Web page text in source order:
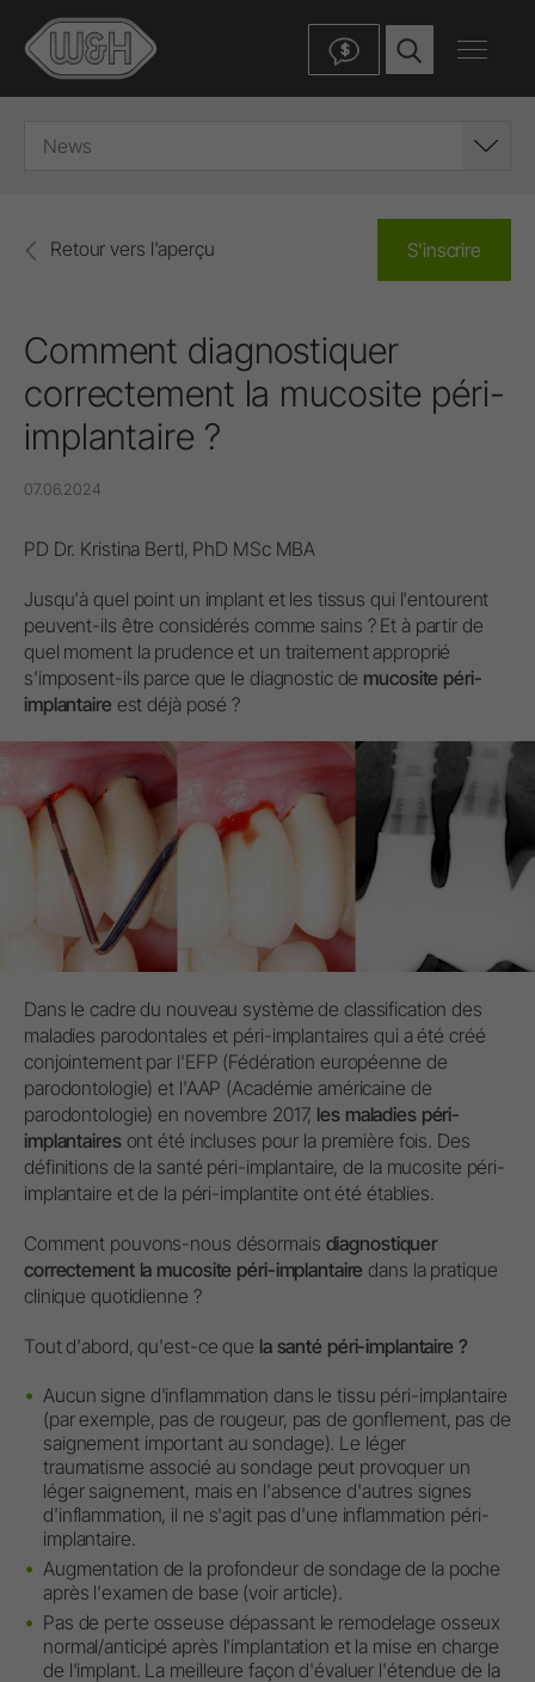
$
News
Retour vers l'aperçu S'inscrire
Comment diagnostiquer
correctement la mucosite péri-
implantaire ?
07.06.2024
PD Dr. Kristina Bertl, PhD MSc MBA
Jusqu'à quel point un implant et les tissus qui l'entourent
peuvent-ils être considérés comme sains ? Et à partir de
quel moment la prudence et un traitement approprié
s'imposent-ils parce que le diagnostic de mucosite péri-
implantaire est déjà posé ?
Dans le cadre du nouveau système de classification des
maladies parodontales et péri-implantaires qui a été créé
conjointement par l'EFP (Fédération européenne de
parodontologie) et l'AAP (Académie américaine de
parodontologie) en novembre 2017, les maladies péri-
implantairesont été incluses pour la première fois. Des
définitions de la santé péri-implantaire, de la mucosite péri-
implantaire et de la péri-implantite ont été établies.
Comment pouvons-nous désormais diagnostiquer
correctement la mucosite péri-implantaire dans la pratique
clinique quotidienne ?
Tout d'abord, qu'est-ce que la santé péri-implantaire ?
Aucun signe d'inflammation dans le tissu péri-implantaire
(par exemple, pas de rougeur, pas de gonflement, pas de
saignement important au sondage). Le léger
traumatisme associé au sondage peut provoquer un
léger saignement, mais en l'absence d'autres signes
d'inflammation, il ne s'agit pas d'une inflammation péri-
implantaire.
Augmentation de la profondeur de sondage de la poche
après l'examen de base (voir article).
Pas de perte osseuse dépassant le remodelage osseux
normal/anticipé après l'implantation et la mise en charge
de l'implant. La meilleure façon d'évaluer l'étendue de la